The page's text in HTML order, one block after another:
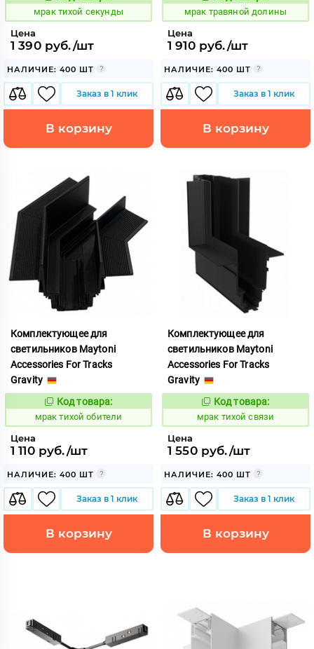
мрак тихой секунды
Цена
1 390 руб./шт
НАЛИЧИЕ: 400 ШТ
Заказ в 1 клик
В корзину
мрак травяной долины
Цена
1 910 руб./шт
НАЛИЧИЕ: 400 ШТ
Заказ в 1 клик
В корзину
Комплектующее для
светильников Maytoni
Accessories For Tracks
Gravity
Код:
1059562
Код товара:
мрак тихой обители
Цена
1 110 руб./шт
НАЛИЧИЕ: 400 ШТ
Заказ в 1 клик
В корзину
Комплектующее для
светильников Maytoni
Accessories For Tracks
Gravity
Код:
1059586
Код товара:
мрак тихой связи
Цена
1 550 руб./шт
НАЛИЧИЕ: 400 ШТ
Заказ в 1 клик
В корзину